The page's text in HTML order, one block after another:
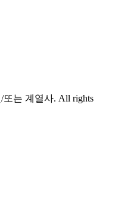
/또는 계열사. All rights